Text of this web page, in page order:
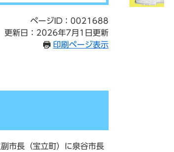
ページID：0021688
更新日：2026年7月1日更新
印刷ページ表示
市長（宝立町）に泉谷市長